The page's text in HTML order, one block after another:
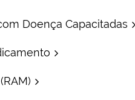
Doença Capacitadas